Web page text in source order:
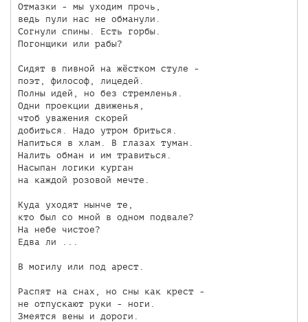
Отмазки - мы уходим прочь,
ведь пули нас не обманули.
Согнули спины. Есть горбы.
Погонщики или рабы?
Сидят в пивной на жёстком стуле -
поэт, философ, лицедей.
Полны идей, но без стремленья.
Одни проекции движенья,
чтоб уважения скорей
добиться. Надо утром бриться.
Напиться в хлам. В глазах туман.
Налить обман и им травиться.
Насыпан логики курган
на каждой розовой мечте.
Куда уходят нынче те,
кто был со мной в одном подвале?
На небе чистое?
Едва ли ...
В могилу или под арест.
Распят на снах, но сны как крест -
не отпускают руки - ноги.
Змеятся вены и дороги.